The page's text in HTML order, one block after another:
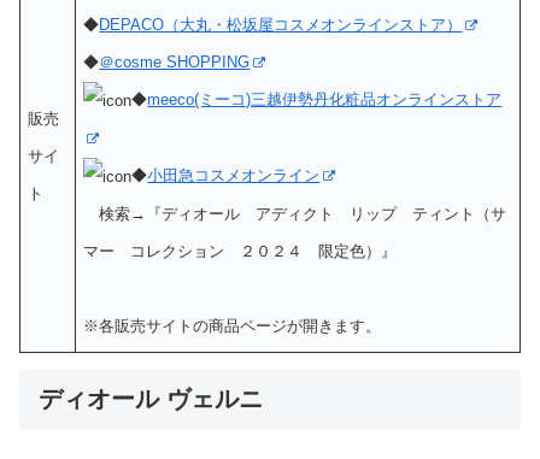
販売
サイ
ト
◆DEPACO（大丸・松坂屋コスメオンラインストア）
◆＠cosme SHOPPING
◆meeco(ミーコ)三越伊勢丹化粧品オンラインストア
◆小田急コスメオンライン
検索→『ディオール アディクト リップ ティント（サ
マー コレクション ２０２４ 限定色）』
※各販売サイトの商品ページが開きます。
ディオール ヴェルニ